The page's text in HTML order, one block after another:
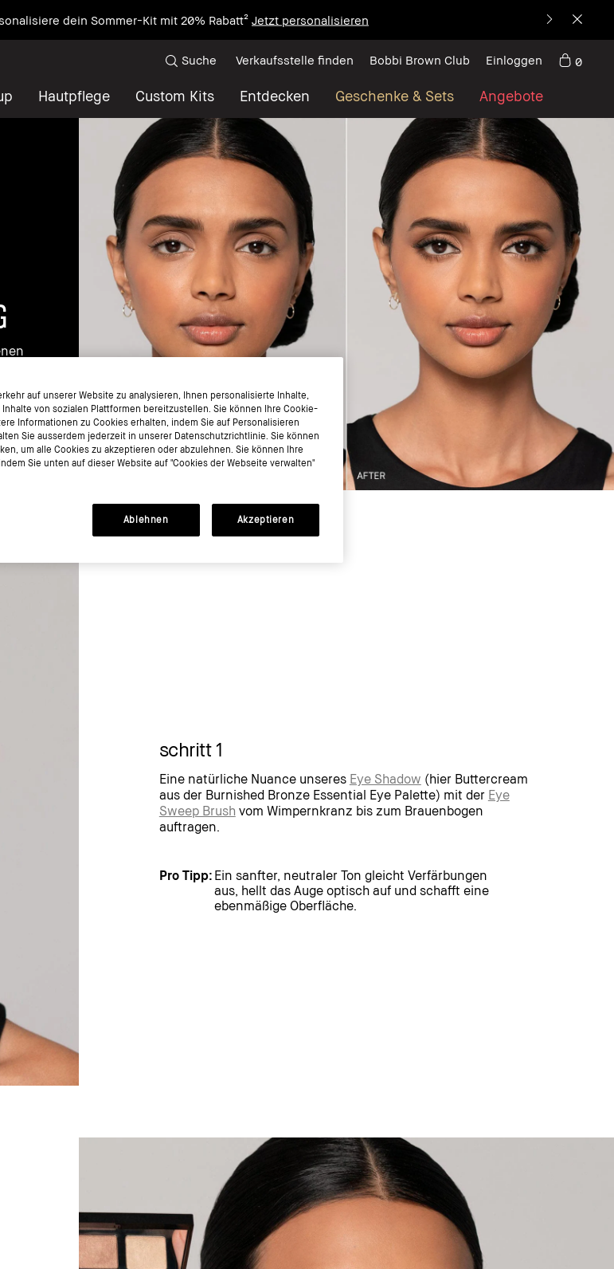
dein Sommer-Kit mit 20% Rabatt² Jetzt personalisieren
Hautpflege Custom Kits Entdecken Geschenke & Sets Angebote
Suche Verkaufsstelle finden Bobbi Brown Club Einloggen 0
schritt 1
Eine natürliche Nuance unseres Eye Shadow (hier Buttercream
aus der Burnished Bronze Essential Eye Palette) mit der Eye
Sweep Brush vom Wimpernkranz bis zum Brauenbogen
auftragen.
Pro Tipp: Ein sanfter, neutraler Ton gleicht Verfärbungen
aus, hellt das Auge optisch auf und schafft eine
ebenmäßige Oberfläche.
auf unserer Website zu analysieren, Ihnen personalisierte Inhalte,
von sozialen Plattformen bereitzustellen. Sie können Ihre Cookie-
Informationen zu Cookies erhalten, indem Sie auf Personalisieren
Sie ausserdem jederzeit in unserer Datenschutzrichtlinie. Sie können
um alle Cookies zu akzeptieren oder abzulehnen. Sie können Ihre
Sie unten auf dieser Website auf "Cookies der Webseite verwalten"
Ablehnen Akzeptieren